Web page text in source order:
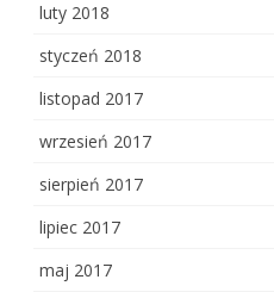
luty 2018
styczeń 2018
listopad 2017
wrzesień 2017
sierpień 2017
lipiec 2017
maj 2017